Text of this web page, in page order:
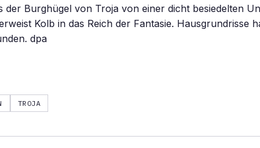
der Burghügel von Troja von einer dicht besiedelten
Kolb in das Reich der Fantasie. Hausgrundrisse
dpa
TROJA